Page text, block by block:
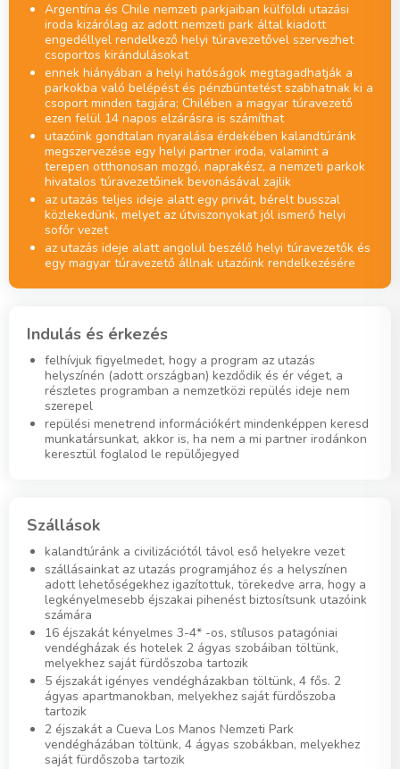
Argentína és Chile nemzeti parkjaiban külföldi utazási
iroda kizárólag az adott nemzeti park által kiadott
engedéllyel rendelkező helyi túravezetővel szervezhet
csoportos kirándulásokat
ennek hiányában a helyi hatóságok megtagadhatják a
parkokba való belépést és pénzbüntetést szabhatnak ki a
csoport minden tagjára; Chilében a magyar túravezető
ezen felül 14 napos elzárásra is számíthat
utazóink gondtalan nyaralása érdekében kalandtúránk
megszervezése egy helyi partner iroda, valamint a
terepen otthonosan mozgó, naprakész, a nemzeti parkok
hivatalos túravezetőinek bevonásával zajlik
az utazás teljes ideje alatt egy privát, bérelt busszal
közlekedünk, melyet az útviszonyokat jól ismerő helyi
sofőr vezet
az utazás ideje alatt angolul beszélő helyi túravezetők és
egy magyar túravezető állnak utazóink rendelkezésére
Indulás és érkezés
felhívjuk figyelmedet, hogy a program az utazás
helyszínén (adott országban) kezdődik és ér véget, a
részletes programban a nemzetközi repülés ideje nem
szerepel
repülési menetrend információkért mindenképpen keresd
munkatársunkat, akkor is, ha nem a mi partner irodánkon
keresztül foglalod le repülőjegyed
Szállások
kalandtúránk a civilizációtól távol eső helyekre vezet
szállásainkat az utazás programjához és a helyszínen
adott lehetőségekhez igazítottuk, törekedve arra, hogy a
legkényelmesebb éjszakai pihenést biztosítsunk utazóink
számára
16 éjszakát kényelmes 3-4* -os, stílusos patagóniai
vendégházak és hotelek 2 ágyas szobáiban töltünk,
melyekhez saját fürdőszoba tartozik
5 éjszakát igényes vendégházakban töltünk, 4 fős. 2
ágyas apartmanokban, melyekhez saját fürdőszoba
tartozik
2 éjszakát a Cueva Los Manos Nemzeti Park
vendégházában töltünk, 4 ágyas szobákban, melyekhez
saját fürdőszoba tartozik